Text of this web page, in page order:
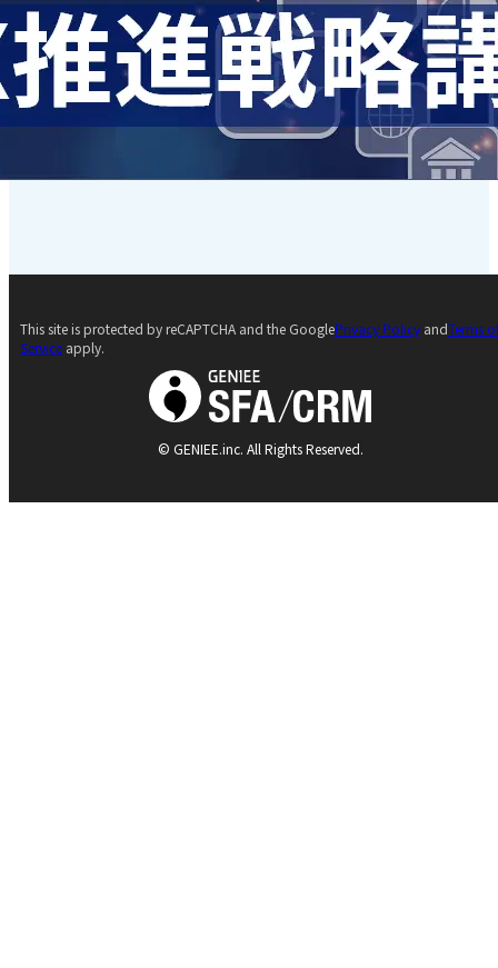
© GENIEE.inc. All Rights Reserved.
This site is protected by reCAPTCHA and the GooglePrivacy Policy andTerms
Service apply.